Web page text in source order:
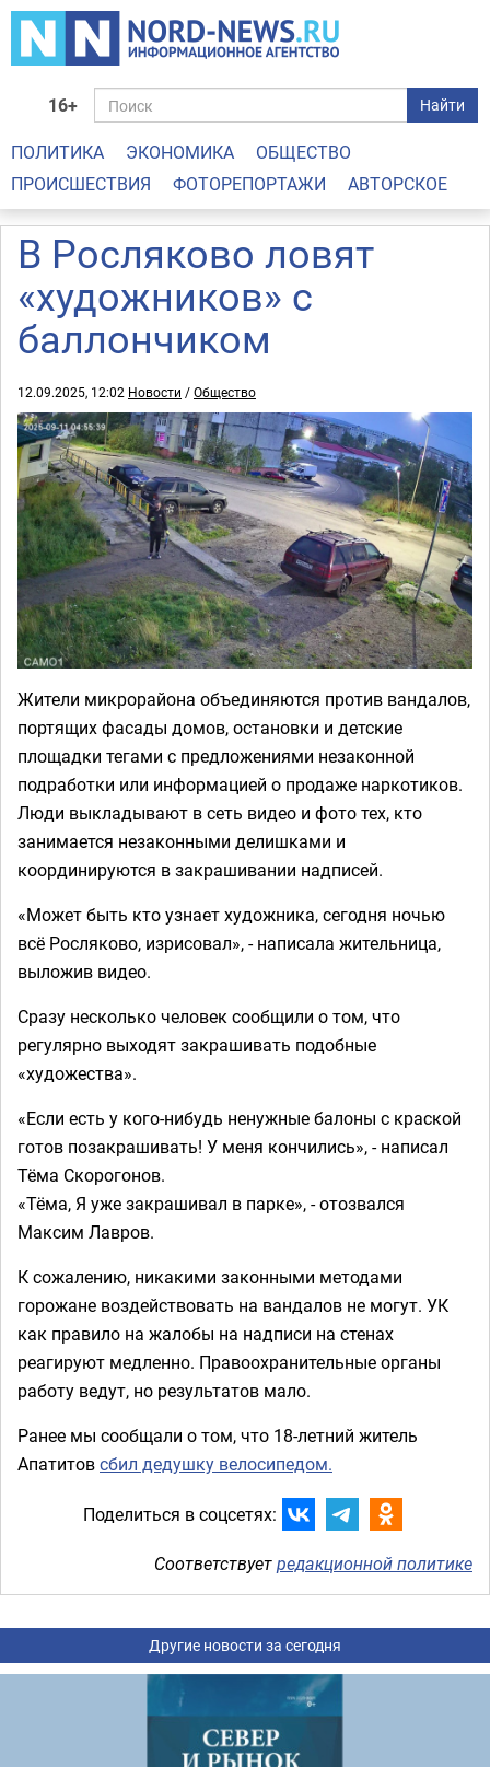
16+ Найти
ПОЛИТИКА ЭКОНОМИКА
ОБЩЕСТВО
ПРОИСШЕСТВИЯ
ФОТОРЕПОРТАЖИ АВТОРСКОЕ
В Росляково ловят
«художников» с
баллончиком
12.09.2025, 12:02 Новости /Общество
Жители микрорайона объединяются против вандалов,
портящих фасады домов, остановки и детские
площадки тегами с предложениями незаконной
подработки или информацией о продаже наркотиков.
Люди выкладывают в сеть видео и фото тех, кто
занимается незаконными делишками и
координируются в закрашивании надписей.
«Может быть кто узнает художника, сегодня ночью
всё Росляково, изрисовал», - написала жительница,
выложив видео.
Сразу несколько человек сообщили о том, что
регулярно выходят закрашивать подобные
«художества».
«Если есть у кого-нибудь ненужные балоны с краской
готов позакрашивать! У меня кончились», - написал
Тёма Скорогонов.
«Тёма, Я уже закрашивал в парке», - отозвался
Максим Лавров.
К сожалению, никакими законными методами
горожане воздействовать на вандалов не могут. УК
как правило на жалобы на надписи на стенах
реагируют медленно. Правоохранительные органы
работу ведут, но результатов мало.
Ранее мы сообщали о том, что 18-летний житель
Апатитовсбил дедушку велосипедом.
Поделиться в соцсетях:
Соответствуетредакционной политике
Другие новости за сегодня